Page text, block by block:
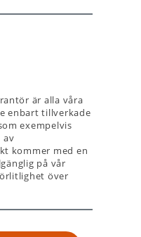
är alla våra
enbart tillverkade
exempelvis
av
kommer med en
på vår
över